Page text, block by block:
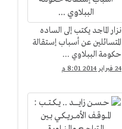
نزار الماجد يكتب إلى الساده
المتسائلين عن أسباب إستقالة
حكومة الببلاوي ...
24 فبراير 2014 8:01 م